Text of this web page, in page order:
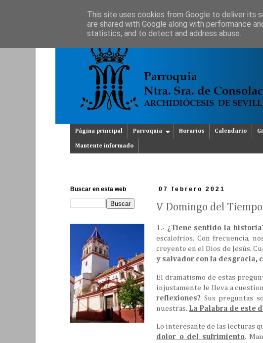
Página principal Parroquia Horarios Calendario
Mantente informado
07 febrero 2021
V Domingo del
1.- ¿Tiene sentido la
escalofríos. Con frecuencia,
creyente en el Dios de Jesús.
y salvador con la desgracia,
El dramatismo de estas
injustamente le lleva a
reflexiones? Sus preguntas
nuestras.
La Palabra de este
Lo interesante de las lecturas
dolor o del sufrimiento.
Buscar en esta web
This site uses cookies from Google to deliver its
are shared with Google along with performance
statistics, and to detect and address abuse.